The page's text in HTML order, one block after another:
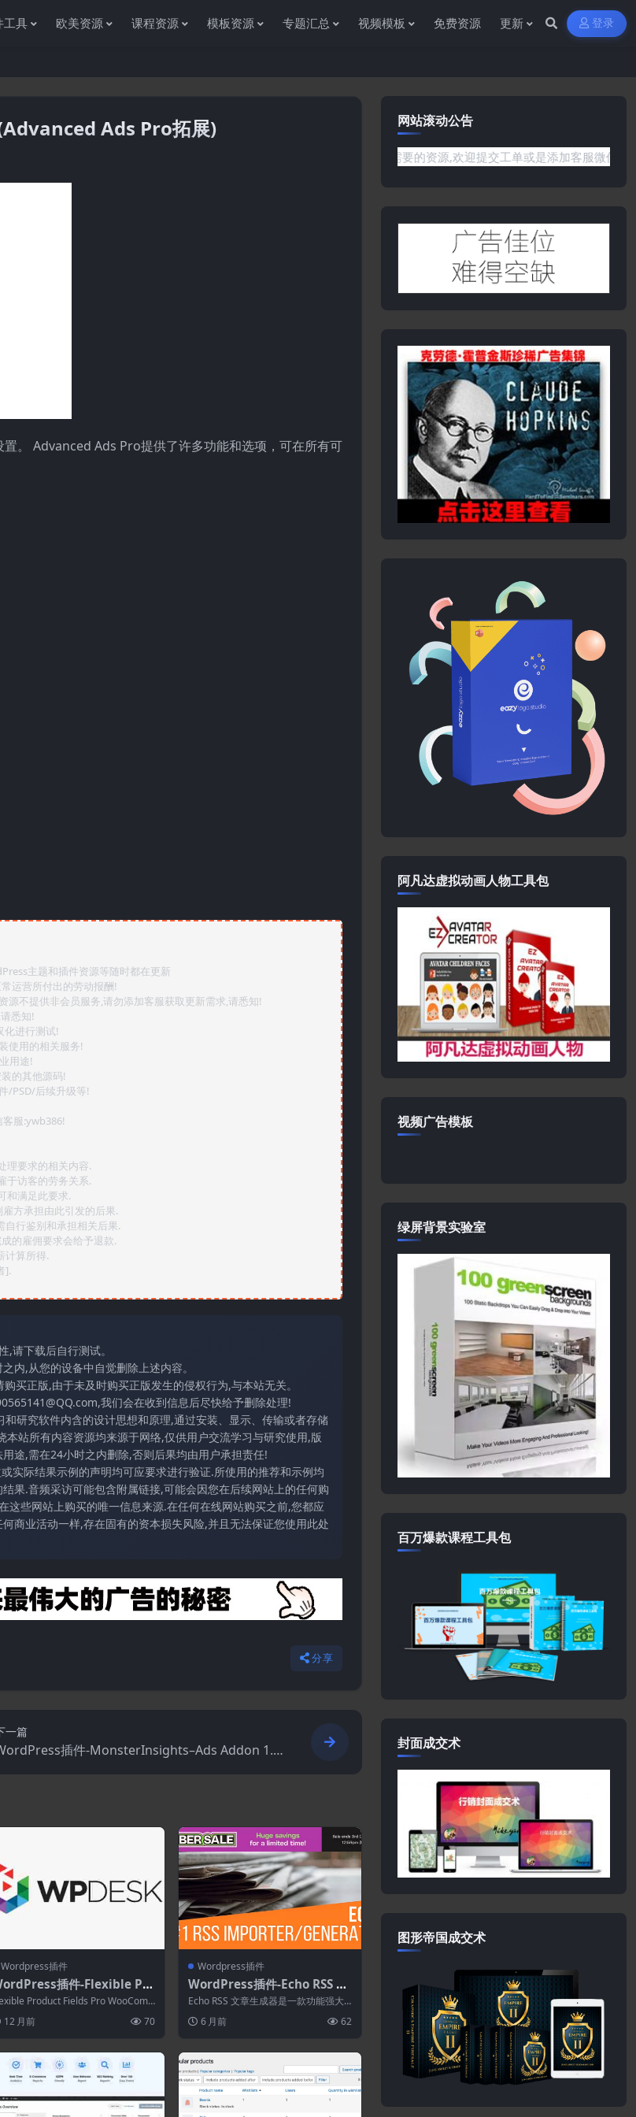
工具 欧美资源 课程资源 模板资源 专题汇总 视频模板 免费资源 更新 登录
Ads Pro拓展)
。 Advanced Ads Pro提供了许多功能和选项，可在所有可
主题和插件资源等随时都在更新
运营所付出的劳动报酬!
源不提供非会员服务,请勿添加客服获取更新需求,请悉知!
悉知!
化进行测试!
使用的相关服务!
用途!
的其他源码!
/PSD/后续升级等!
服:ywb386!
理要求的相关内容.
于访客的劳务关系.
和满足此要求.
方承担由此引发的后果.
行鉴别和承担相关后果.
的雇佣要求会给予退款.
计算所得.
].
请下载后自行测试。
内,从您的设备中自觉删除上述内容。
买正版,由于未及时购买正版发生的侵权行为,与本站无关。
我们会在收到信息后尽快给予删除处理!
研究软件内含的设计思想和原理,通过安装、显示、传输或者存储
站所有内容资源均来源于网络,仅供用户交流学习与研究使用,版
途,需在24小时之内删除,否则后果均由用户承担责任!
实际结果示例的声明均可应要求进行验证.所使用的推荐和示例均
果.音频采访可能包含附属链接,可能会因您在后续网站上的任何购
些网站上购买的唯一信息来源.在任何在线网站购买之前,您都应
商业活动一样,存在固有的资本损失风险,并且无法保证您使用此处
分享
一篇
插件-MonsterInsights–Ads Addon 1.9.
拓展)
Wordpress插件
插件-Flexible Pro
Fields Pro WooComm
2.6.7
Product Fields Pro WooCom
12 月前 70
Wordpress插件
WordPress插件-Echo RSS Fe
ed Post Generator Plugin f
or WordPress 5.5.1
Echo RSS 文章生成器是一款功能强大
6 月前 62
网站滚动公告
资源杂货铺获取各种信息资源!如果遇到任何问题或是网站没有你需要的资源,欢迎提交工单或是添加客服微信:ywb386获
阿凡达虚拟动画人物工具包
视频广告模板
绿屏背景实验室
百万爆款课程工具包
封面成交术
图形帝国成交术